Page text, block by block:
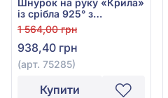
Шнурок на руку «Крила»
із срібла 925° з
Червоним Текстилем,
арт. 75285
1 564,00 грн
938,40 грн
(арт. 75285)
Купити